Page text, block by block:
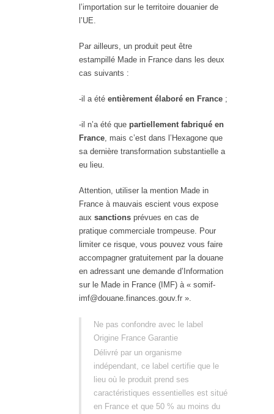
l’importation sur le territoire douanier de
l’UE.
Par ailleurs, un produit peut être
estampillé Made in France dans les deux
cas suivants :
-il a été entièrement élaboré en France ;
-il n’a été que partiellement fabriqué en
France , mais c’est dans l’Hexagone que
sa dernière transformation substantielle a
eu lieu.
Attention, utiliser la mention Made in
France à mauvais escient vous expose
aux sanctions prévues en cas de
pratique commerciale trompeuse. Pour
limiter ce risque, vous pouvez vous faire
accompagner gratuitement par la douane
en adressant une demande d’Information
sur le Made in France (IMF) à « somif-
imf@douane.finances.gouv.fr ».
Ne pas confondre avec le label
Origine France Garantie
Délivré par un organisme
indépendant, ce label certifie que le
lieu où le produit prend ses
caractéristiques essentielles est situé
en France et que 50 % au moins du